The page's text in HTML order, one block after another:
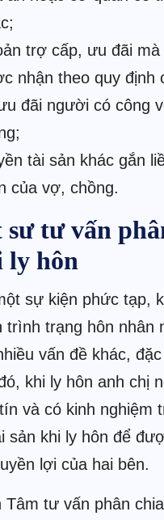
trợ cấp, ưu đãi
nhận theo quy định
đãi người có công
tài sản khác gắn
của vợ, chồng.
sư tư vấn
ly hôn
sự kiện phức tạp,
trình trạng hôn nhân
vấn đề khác,
khi ly hôn anh chị
và có kinh nghiệm
sản khi ly hôn để
lợi của hai bên.
Tâm tư vấn phân